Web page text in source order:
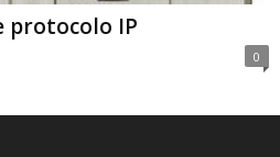
protocolo IP
0